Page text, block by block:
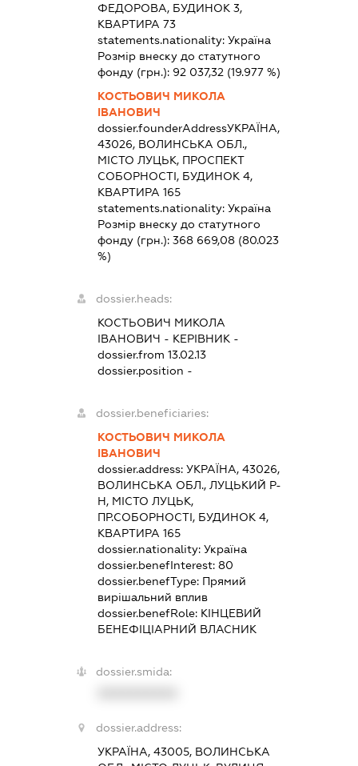
ФЕДОРОВА, БУДИНОК 3,
КВАРТИРА 73
statements.nationality: Україна
Розмір внеску до статутного
фонду (грн.): 92 037,32(19.977 %)
КОСТЬОВИЧ МИКОЛА
ІВАНОВИЧ
dossier.founderAddressУКРАЇНА,
43026, ВОЛИНСЬКА ОБЛ.,
МІСТО ЛУЦЬК, ПРОСПЕКТ
СОБОРНОСТІ, БУДИНОК 4,
КВАРТИРА 165
statements.nationality: Україна
Розмір внеску до статутного
фонду (грн.): 368 669,08(80.023
%)
dossier.heads:
КОСТЬОВИЧ МИКОЛА
ІВАНОВИЧ - КЕРІВНИК-
dossier.from 13.02.13
dossier.position -
dossier.beneficiaries:
КОСТЬОВИЧ МИКОЛА
ІВАНОВИЧ
dossier.address: УКРАЇНА, 43026,
ВОЛИНСЬКА ОБЛ., ЛУЦЬКИЙ Р-
Н, МІСТО ЛУЦЬК,
ПР.СОБОРНОСТІ, БУДИНОК 4,
КВАРТИРА 165
dossier.nationality: Україна
dossier.benefInterest: 80
dossier.benefType: Прямий
вирішальний вплив
dossier.benefRole: КІНЦЕВИЙ
БЕНЕФІЦІАРНИЙ ВЛАСНИК
dossier.smida:
dossier.address:
УКРАЇНА, 43005, ВОЛИНСЬКА